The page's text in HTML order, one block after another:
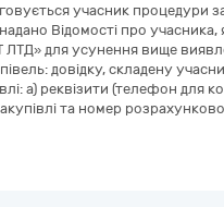
учасник процедури
Відомості про учасника,
ЛТД» для усунення вище
довідку, складену
а) реквізити (телефон для
та номер